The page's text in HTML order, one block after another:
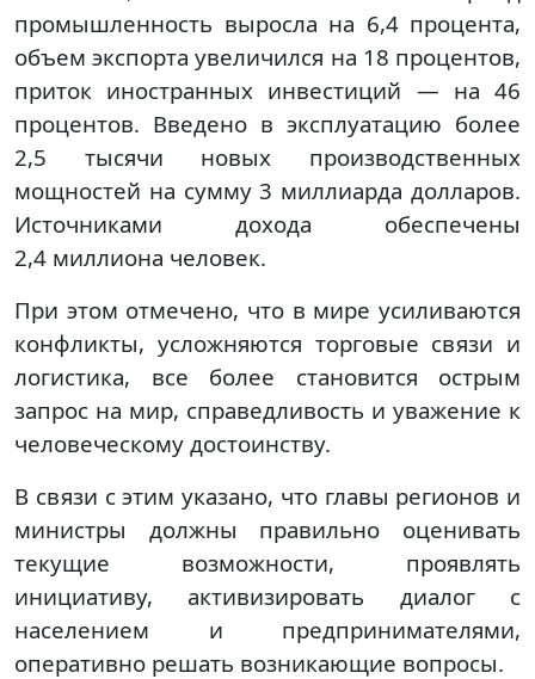
промышленность выросла на 6,4 процента,
объем экспорта увеличился на 18 процентов,
приток иностранных инвестиций — на 46
процентов. Введено в эксплуатацию более
2,5 тысячи новых производственных
мощностей на сумму 3 миллиарда долларов.
Источниками дохода обеспечены
2,4 миллиона человек.
При этом отмечено, что в мире усиливаются
конфликты, усложняются торговые связи и
логистика, все более становится острым
запрос на мир, справедливость и уважение к
человеческому достоинству.
В связи с этим указано, что главы регионов и
министры должны правильно оценивать
текущие возможности, проявлять
инициативу, активизировать диалог с
населением и предпринимателями,
оперативно решать возникающие вопросы.